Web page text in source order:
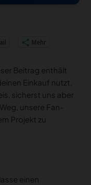
Mehr
Beitrag enthält
Einkauf nutzt,
sicherst uns aber
unsere Fan-
Projekt zu
einen